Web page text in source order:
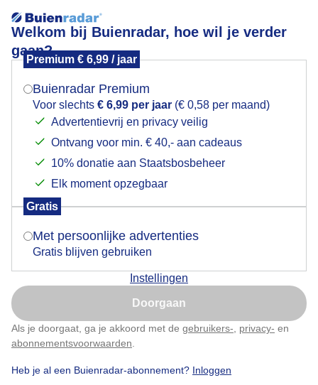
Welkom bij Buienradar, hoe wil je verder
gaan?
Premium € 6,99 / jaar
Buienradar Premium
Voor slechts € 6,99 per jaar (€ 0,58 per maand)
Advertentievrij en privacy veilig
Ontvang voor min. € 40,- aan cadeaus
10% donatie aan Staatsbosbeheer
Elk moment opzegbaar
Gratis
Met persoonlijke advertenties
Gratis blijven gebruiken
Instellingen
Doorgaan
Als je doorgaat, ga je akkoord met de gebruikers- privacy- en
abonnementsvoorwaarden
Heb je al een Buienradar-abonnement? Inloggen
Natte boel, regen in nacht en ochtend 10 mm.
Het regent hard, de vacht van de eekhoorn is
behoorlijk nat, maar weerhoudt het beestje er niet van
flink aan zaden en noten in te nemen! In onze tuin op
de voederplaats.
Door: Elly van Niekerk Gemaakt: 24-11-2025, 267x bekeken
Mogen we je locatie gebruiken voor het
Indien je hier nog geen akkoord op hebt gegeven,
verschijnt er zo een pop-up uit je browser waarin
Is goed, toon de popup
Nu niet, misschien later
Klik hierom dit aan te passen